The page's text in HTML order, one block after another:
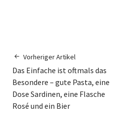
Vorheriger Artikel
Das Einfache ist oftmals das
Besondere – gute Pasta, eine
Dose Sardinen, eine Flasche
Rosé und ein Bier